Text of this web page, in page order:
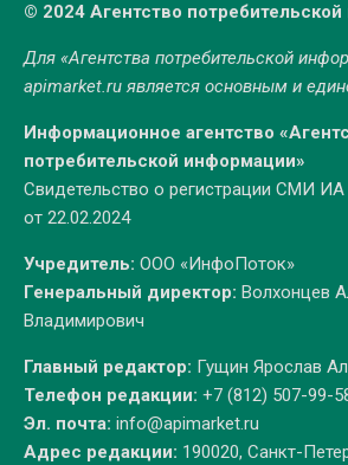
© 2024 Агентство
Для «Агентства потребительской
apimarket.ruявляется основным и
Информационное агентство
потребительской информации»
Свидетельство о регистрации СМИ
от 22.02.2024
Учредитель: ООО «ИнфоПоток»
Генеральный директор: Волхонцев
Владимирович
Главный редактор: Гущин Ярослав
Телефон редакции: +7 (812) 507-99-
Эл. почта: info@apimarket.ru
Адрес редакции: 190020, Санкт-